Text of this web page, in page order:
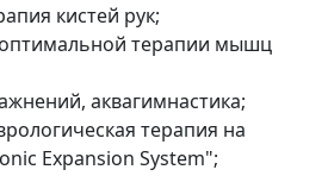
кистей рук;
терапии мышц
аквагимнастика;
терапия на
Expansion System";